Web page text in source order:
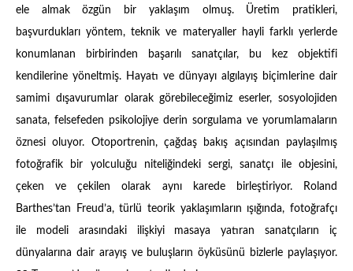
ele almak özgün bir yaklaşım olmuş. Üretim pratikleri,
başvurdukları yöntem, teknik ve materyaller hayli farklı yerlerde
konumlanan birbirinden başarılı sanatçılar, bu kez objektifi
kendilerine yöneltmiş. Hayatı ve dünyayı algılayış biçimlerine dair
samimi dışavurumlar olarak görebileceğimiz eserler, sosyolojiden
sanata, felsefeden psikolojiye derin sorgulama ve yorumlamaların
öznesi oluyor. Otoportrenin, çağdaş bakış açısından paylaşılmış
fotoğrafik bir yolculuğu niteliğindeki sergi, sanatçı ile objesini,
çeken ve çekilen olarak aynı karede birleştiriyor. Roland
Barthes’tan Freud’a, türlü teorik yaklaşımların ışığında, fotoğrafçı
ile modeli arasındaki ilişkiyi masaya yatıran sanatçıların iç
dünyalarına dair arayış ve buluşların öyküsünü bizlerle paylaşıyor.